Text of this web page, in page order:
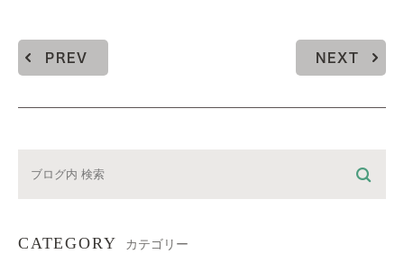
PREV NEXT
CATEGORY カテゴリー